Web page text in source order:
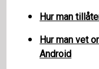
Hur man
Hur man vet
Android